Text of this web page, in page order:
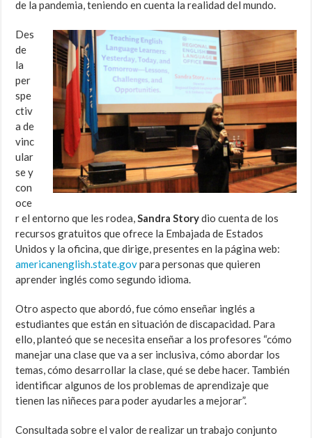
de la pandemia, teniendo en cuenta la realidad del mundo.
Des
de
la
per
spe
ctiv
a de
vinc
ular
se y
con
oce
r el entorno que les rodea,Sandra Storydio cuenta de los
recursos gratuitos que ofrece la Embajada de Estados
Unidos y la oficina, que dirige, presentes en la página web:
americanenglish.state.govpara personas que quieren
aprender inglés como segundo idioma.
Otro aspecto que abordó, fue cómo enseñar inglés a
estudiantes que están en situación de discapacidad. Para
ello, planteó que se necesita enseñar a los profesores “cómo
manejar una clase que va a ser inclusiva, cómo abordar los
temas, cómo desarrollar la clase, qué se debe hacer. También
identificar algunos de los problemas de aprendizaje que
tienen las niñeces para poder ayudarles a mejorar”.
Consultada sobre el valor de realizar un trabajo conjunto